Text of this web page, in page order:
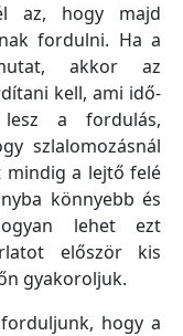
az, hogy majd
fordulni. Ha a
akkor az
kell, ami idő-
lesz a fordulás,
szlalomozásnál
mindig a lejtő felé
könnyebb és
lehet ezt
először kis
gyakoroljuk.
hogy a